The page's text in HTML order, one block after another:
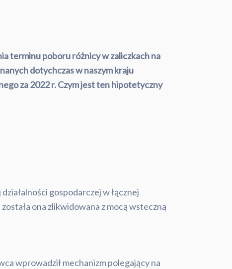
terminu poboru różnicy w zaliczkach na
dotychczas w naszym kraju
za 2022 r.Czym jest ten hipotetyczny
gospodarczej w łącznej
ona zlikwidowana z mocą wsteczną
wprowadził mechanizm polegający na